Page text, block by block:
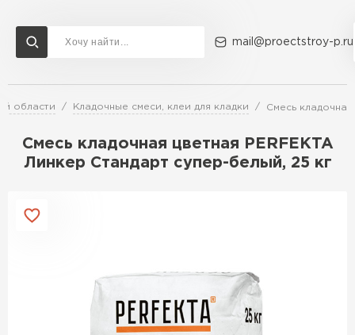
mail@proectstroy-p.ru
области Кладочные смеси, клеи для кладки Смесь кладочная
Смесь кладочная цветная PERFEKTA
Линкер Стандарт супер-белый, 25 кг
Доставка и оплата Акции О компании Контакты
Перейти в каталог
Газобетон СК
ПЕРЕЙТИ
Газобетон Бонолит
Газобетон Могилевский КСИ